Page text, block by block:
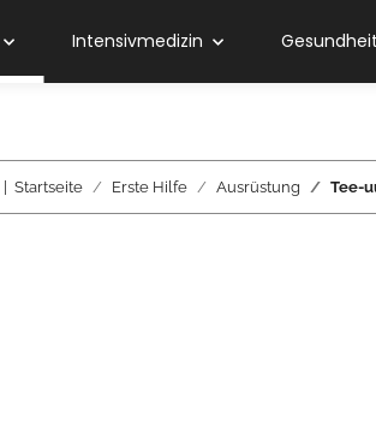
Intensivmedizin Gesundheit
Startseite Erste Hilfe Ausrüstung Tee-